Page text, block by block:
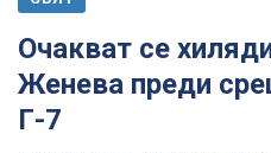
Очакват се
Женева преди
Г-7